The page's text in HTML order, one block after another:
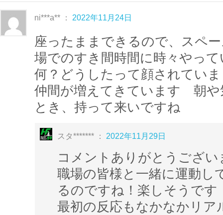
ni***a** ： 2022年11月24日
座ったままできるので、スペ
場でのすき間時間に時々やっ
何？どうしたって顔されてい
仲間が増えてきています 朝や
とき、持って来いですね
スタ******* ： 2022年11月29日
コメントありがとうござい
職場の皆様と一緒に運動し
るのですね！楽しそうです
最初の反応もなかなかリ